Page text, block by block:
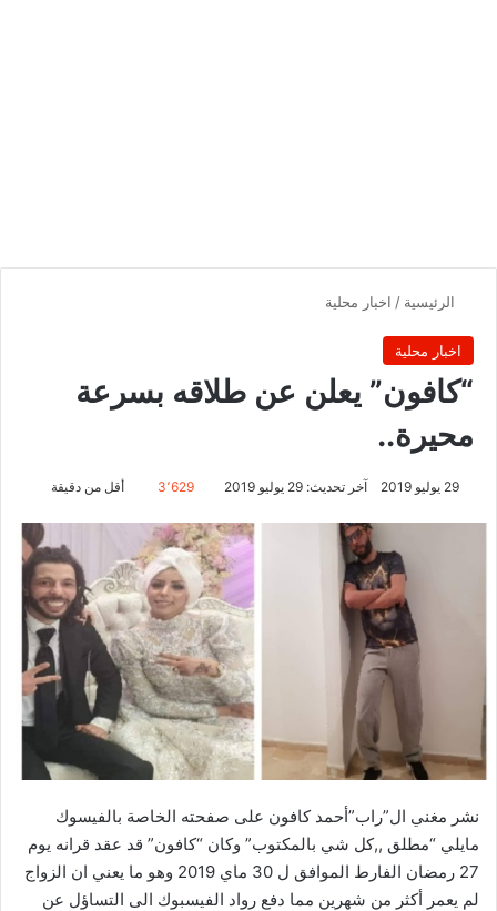
الرئيسية / اخبار محلية
اخبار محلية
“كافون” يعلن عن طلاقه بسرعة
محيرة..
29 يوليو 2019 آخر تحديث: 29 يوليو 2019 3٬629 أقل من دقيقة
نشر مغني ال”راب”أحمد كافون على صفحته الخاصة بالفيسوك
مايلي “مطلق ,,كل شي بالمكتوب” وكان “كافون” قد عقد قرانه يوم
27 رمضان الفارط الموافق ل 30 ماي 2019 وهو ما يعني ان الزواج
لم يعمر أكثر من شهرين مما دفع رواد الفيسبوك الى التساؤل عن